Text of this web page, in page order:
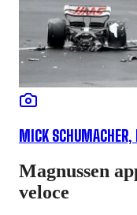
MICK SCHUMACHER,
Magnussen
veloce